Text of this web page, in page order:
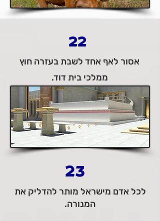
22
אסור לאף אחד לשבת בעזרה חוץ
ממלכי בית דוד.
23
לכל אדם מישראל מותר להדליק את
המנורה.